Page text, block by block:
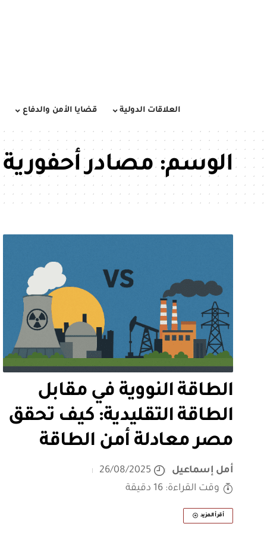
العلاقات الدولية قضايا الأمن والدفاع
الوسم:مصادر أحفورية
الطاقة النووية في مقابل
الطاقة التقليدية: كيف تحقق
مصر معادلة أمن الطاقة
أمل إسماعيل
26/08/2025
وقت القراءة: 16 دقيقة
أقرأ المزيد